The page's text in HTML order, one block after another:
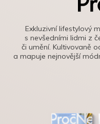
Exkluzivní lifestylový
s nevšedními lidmi z
či umění. Kultivovaně
a mapuje nejnovější